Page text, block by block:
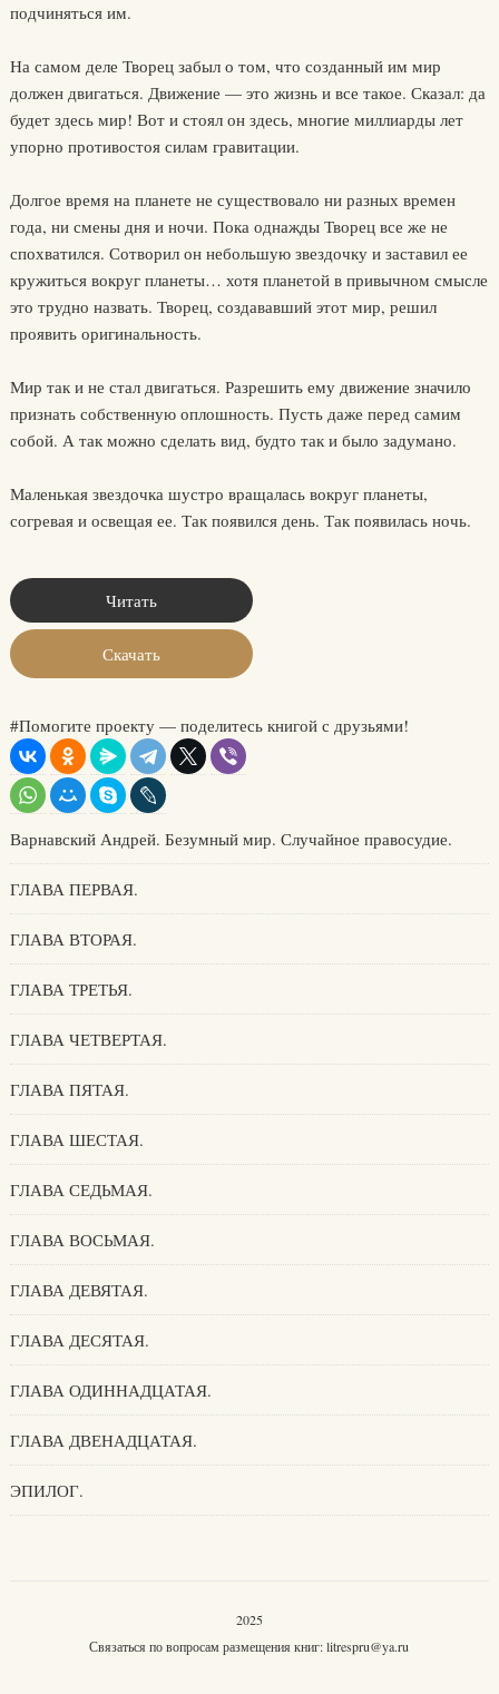
подчиняться им.
На самом деле Творец забыл о том, что созданный им мир
должен двигаться. Движение — это жизнь и все такое. Сказал: да
будет здесь мир! Вот и стоял он здесь, многие миллиарды лет
упорно противостоя силам гравитации.
Долгое время на планете не существовало ни разных времен
года, ни смены дня и ночи. Пока однажды Творец все же не
спохватился. Сотворил он небольшую звездочку и заставил ее
кружиться вокруг планеты… хотя планетой в привычном смысле
это трудно назвать. Творец, создававший этот мир, решил
проявить оригинальность.
Мир так и не стал двигаться. Разрешить ему движение значило
признать собственную оплошность. Пусть даже перед самим
собой. А так можно сделать вид, будто так и было задумано.
Маленькая звездочка шустро вращалась вокруг планеты,
согревая и освещая ее. Так появился день. Так появилась ночь.
Читать
Скачать
#Помогите проекту — поделитесь книгой с друзьями!
Варнавский Андрей. Безумный мир. Случайное правосудие.
ГЛАВА ПЕРВАЯ.
ГЛАВА ВТОРАЯ.
ГЛАВА ТРЕТЬЯ.
ГЛАВА ЧЕТВЕРТАЯ.
ГЛАВА ПЯТАЯ.
ГЛАВА ШЕСТАЯ.
ГЛАВА СЕДЬМАЯ.
ГЛАВА ВОСЬМАЯ.
ГЛАВА ДЕВЯТАЯ.
ГЛАВА ДЕСЯТАЯ.
ГЛАВА ОДИННАДЦАТАЯ.
ГЛАВА ДВЕНАДЦАТАЯ.
ЭПИЛОГ.
2025
Связаться по вопросам размещения книг:litrespru@ya.ru